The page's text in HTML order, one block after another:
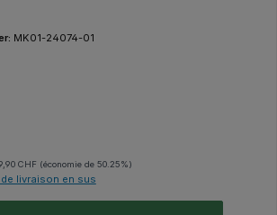
MK01-24074-01
:régulier :
CHF (économie de 50.25%)
livraison en sus